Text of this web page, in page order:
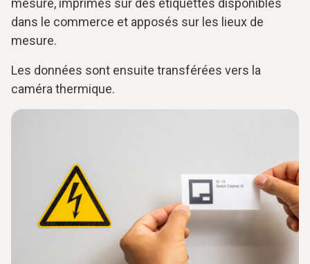
dans le commerce et apposés sur les lieux de
mesure.
Les données sont ensuite transférées vers la
caméra thermique.